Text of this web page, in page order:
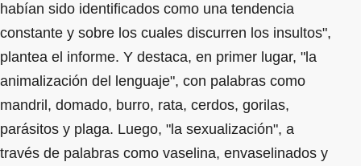
habían sido identificados como una tendencia
constante y sobre los cuales discurren los insultos",
plantea el informe. Y destaca, en primer lugar, "la
animalización del lenguaje", con palabras como
mandril, domado, burro, rata, cerdos, gorilas,
parásitos y plaga. Luego, "la sexualización", a
través de palabras como vaselina, envaselinados y